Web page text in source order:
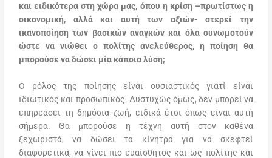
και ειδικότερα στη χώρα μας, όπου η κρίση –πρωτίστως η
οικονομική, αλλά και αυτή των αξιών- στερεί την
ικανοποίηση των βασικών αναγκών και όλα συνωμοτούν
ώστε να νιώθει ο πολίτης ανελεύθερος, η ποίηση θα
μπορούσε να δώσει μία κάποια λύση;
Ο ρόλος της ποίησης είναι ουσιαστικός γιατί είναι
ιδιωτικός και προσωπικός. Δυστυχώς όμως, δεν μπορεί να
επηρεάσει τη δημόσια ζωή, ειδικά έτσι όπως είναι αυτή
σήμερα. Θα μπορούσε η τέχνη αυτή στον καθένα
ξεχωριστά, να δώσει τα κίνητρα για να σκεφτεί
διαφορετικά, να γίνει πιο ευαίσθητος και ως πολίτης και